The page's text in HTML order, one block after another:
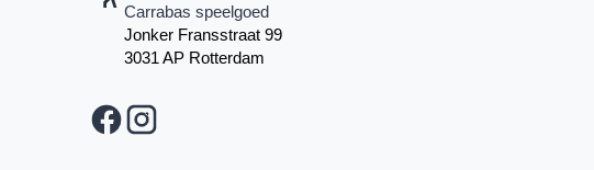
Carrabas speelgoed
Jonker Fransstraat 99
3031 AP Rotterdam